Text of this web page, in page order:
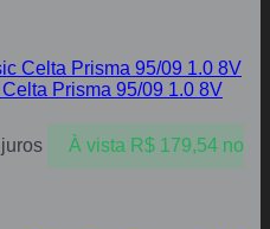
Prisma 95/09 1.0 8V
À vista R$179,54 no